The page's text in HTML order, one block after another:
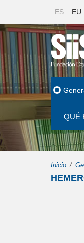
ES EU
QUÉ
Inicio